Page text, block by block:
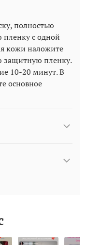
полностью
с одной
кожи наложите
защитную пленку.
10-20 минут. В
основное